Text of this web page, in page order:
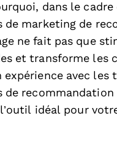
dans le
de marketing de
ne fait pas que
et transforme les
expérience avec les
de recommandation
idéal pour